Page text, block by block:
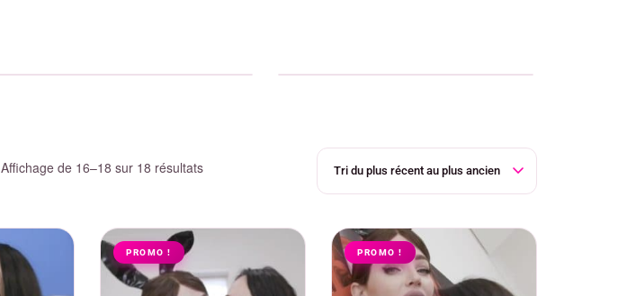
Affichage de 16–18 sur 18 résultats
PROMO ! PROMO !